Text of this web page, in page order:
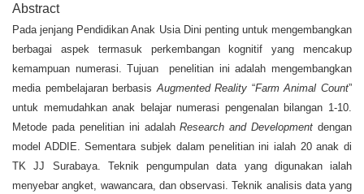
Abstract
Pada jenjang Pendidikan Anak Usia Dini penting untuk mengembangkan
berbagai aspek termasuk perkembangan kognitif yang mencakup
kemampuan numerasi. Tujuan penelitian ini adalah mengembangkan
media pembelajaran berbasisAugmented Reality “Farm Animal Count”
untuk memudahkan anak belajar numerasi pengenalan bilangan 1-10.
Metode pada penelitian ini adalahResearch and Development dengan
model ADDIE. Sementara subjek dalam penelitian ini ialah 20 anak di
TK JJ Surabaya. Teknik pengumpulan data yang digunakan ialah
menyebar angket, wawancara, dan observasi. Teknik analisis data yang